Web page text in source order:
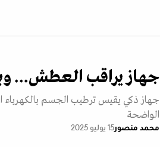
جهاز يراقب العطش...
جهاز ذكي يقيس ترطيب الجسم بالكهرباء
الواضحة
محمد منصور15 يوليو 2025